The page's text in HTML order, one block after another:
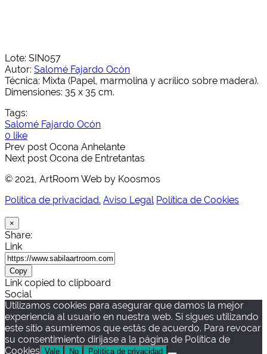
Lote: SIN057
Autor: Salomé Fajardo Ocón
Técnica: Mixta (Papel, marmolina y acrílico sobre madera).
Dimensiones: 35 x 35 cm.
Tags:
Salomé Fajardo Ocón
0 like
Prev post Ocona Anhelante
Next post Ocona de Entretantas
© 2021, ArtRoom Web by Koosmos
Política de privacidad. Aviso Legal Política de Cookies
×
Share:
Link
Copy
Link copied to clipboard
Social
Utilizamos cookies para asegurar que damos la mejor
experiencia al usuario en nuestra web. Si sigues utilizando
este sitio asumiremos que estás de acuerdo. Para revocar
su consentimiento dirijase a la página de Política de
Cookies Vale No Política de privacidad